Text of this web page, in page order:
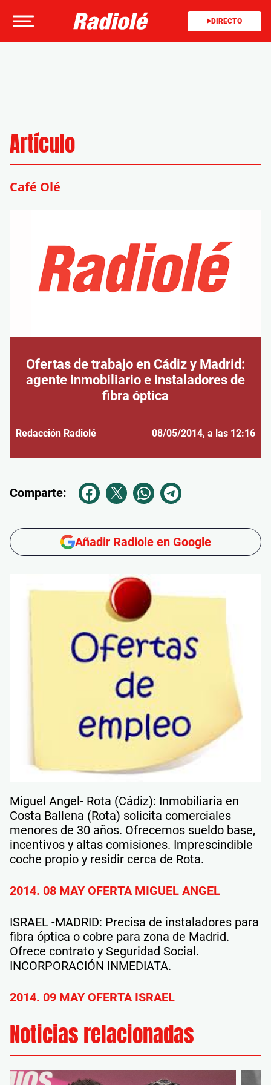
DIRECTO
Artículo
Café Olé
Ofertas de trabajo en Cádiz y Madrid:
agente inmobiliario e instaladores de
fibra óptica
Redacción Radiolé 08/05/2014, a las 12:16
Comparte:
Añadir Radiole en Google
Miguel Angel- Rota (Cádiz): Inmobiliaria en
Costa Ballena (Rota) solicita comerciales
menores de 30 años. Ofrecemos sueldo base,
incentivos y altas comisiones. Imprescindible
coche propio y residir cerca de Rota.
2014. 08 MAY OFERTA MIGUEL ANGEL
ISRAEL -MADRID: Precisa de instaladores para
fibra óptica o cobre para zona de Madrid.
Ofrece contrato y Seguridad Social.
INCORPORACIÓN INMEDIATA.
2014. 09 MAY OFERTA ISRAEL
Noticias relacionadas